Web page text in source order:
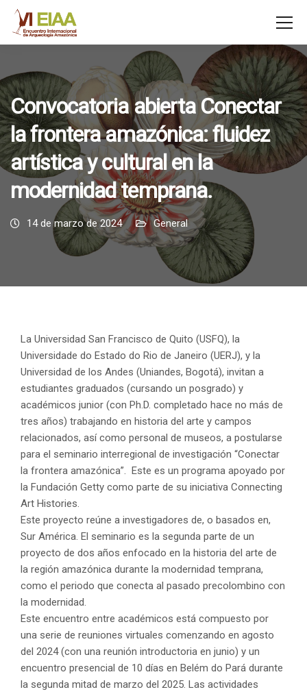
Convocatoria abierta Conectar
la frontera amazónica: fluidez
artística y cultural en la
modernidad temprana.
14 de marzo de 2024 General
La Universidad San Francisco de Quito (USFQ), la
Universidade do Estado do Rio de Janeiro (UERJ), y la
Universidad de los Andes (Uniandes, Bogotá), invitan a
estudiantes graduados (cursando un posgrado) y
académicos junior (con Ph.D. completado hace no más de
tres años) trabajando en historia del arte y campos
relacionados, así como personal de museos, a postularse
para el seminario interregional de investigación “Conectar
la frontera amazónica”. Este es un programa apoyado por
la Fundación Getty como parte de su iniciativa Connecting
Art Histories.
Este proyecto reúne a investigadores de, o basados en,
Sur América. El seminario es la segunda parte de un
proyecto de dos años enfocado en la historia del arte de
la región amazónica durante la modernidad temprana,
como el periodo que conecta al pasado precolombino con
la modernidad.
Este encuentro entre académicos está compuesto por
una serie de reuniones virtuales comenzando en agosto
del 2024 (con una reunión introductoria en junio) y un
encuentro presencial de 10 días en Belém do Pará durante
la segunda mitad de marzo del 2025. Las actividades